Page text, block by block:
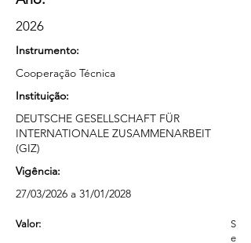
2026
Instrumento:
Cooperação Técnica
Instituição:
DEUTSCHE GESELLSCHAFT FÜR
INTERNATIONALE ZUSAMMENARBEIT
(GIZ)
Vigência:
27/03/2026 a 31/01/2028
Valor:
S
e